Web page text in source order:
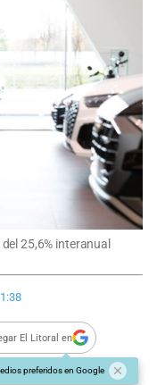
25,6% interanual
El Litoral en
preferidos en Google